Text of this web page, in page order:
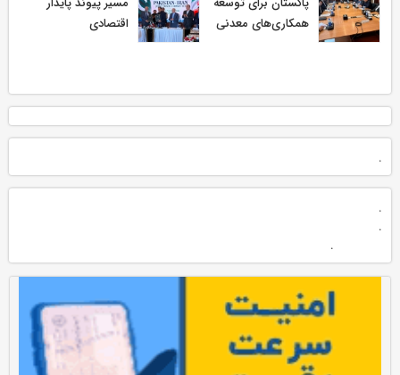
همکاری‌های معدنی
اقتصادی
.
.
.
.